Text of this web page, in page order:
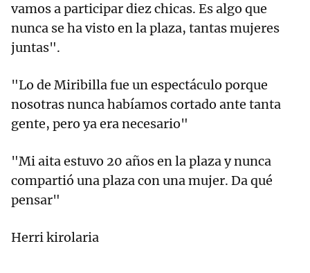
vamos a participar diez chicas. Es algo que
nunca se ha visto en la plaza, tantas mujeres
juntas".
"Lo de Miribilla fue un espectáculo porque
nosotras nunca habíamos cortado ante tanta
gente, pero ya era necesario"
"Mi aita estuvo 20 años en la plaza y nunca
compartió una plaza con una mujer. Da qué
pensar"
Herri kirolaria